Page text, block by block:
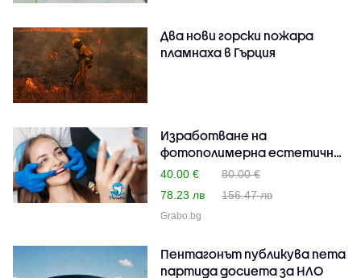
Два нови горски пожара
пламнаха в Гърция
Изработване на
фотополимерна естетична
пломб..
40.00 €
80.00 €
78.23 лв
156.47 лв
Grabo.bg
Пентагонът публикува пета
партида досиета за НЛО